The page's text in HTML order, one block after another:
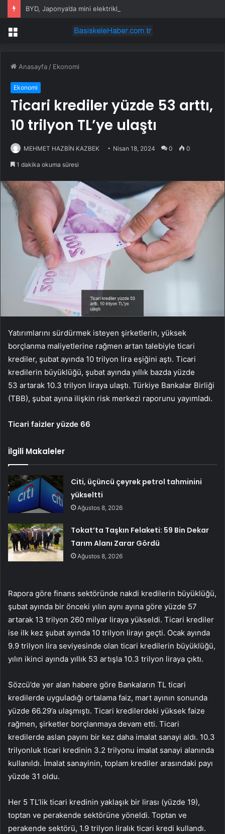
BYD, Japonya’da mini elektrikli Racco ile rekabete giriyor
Menü
Anasayfa / Ekonomi
Ekonomi
Ticari krediler yüzde 53 arttı,
10 trilyon TL’ye ulaştı
MEHMET HAZBİN KAZBEK Nisan 18, 2024 0 0
1 dakika okuma süresi
Yatırımlarını sürdürmek isteyen şirketlerin, yüksek
borçlanma maliyetlerine rağmen artan talebiyle ticari
krediler, şubat ayında 10 trilyon lira eşiğini aştı. Ticari
kredilerin büyüklüğü, şubat ayında yıllık bazda yüzde
53 artarak 10.3 trilyon liraya ulaştı. Türkiye Bankalar Birliği
(TBB), şubat ayına ilişkin risk merkezi raporunu yayımladı.
Ticari faizler yüzde 66
İlgili Makaleler
Citi, üçüncü çeyrek petrol tahminini
yükseltti
Ağustos 8, 2026
Tokat’ta Taşkın Felaketi: 59 Bin Dekar
Tarım Alanı Zarar Gördü
Ağustos 8, 2026
Rapora göre finans sektöründe nakdi kredilerin büyüklüğü,
şubat ayında bir önceki yılın aynı ayına göre yüzde 57
artarak 13 trilyon 260 milyar liraya yükseldi. Ticari krediler
ise ilk kez şubat ayında 10 trilyon lirayı geçti. Ocak ayında
9.9 trilyon lira seviyesinde olan ticari kredilerin büyüklüğü,
yılın ikinci ayında yıllık 53 artışla 10.3 trilyon liraya çıktı.
Sözcü’de yer alan habere göre Bankaların TL ticari
kredilerde uyguladığı ortalama faiz, mart ayının sonunda
yüzde 66.29’a ulaşmıştı. Ticari kredilerdeki yüksek faize
rağmen, şirketler borçlanmaya devam etti. Ticari
kredilerde aslan payını bir kez daha imalat sanayi aldı. 10.3
trilyonluk ticari kredinin 3.2 trilyonu imalat sanayi alanında
kullanıldı. İmalat sanayinin, toplam krediler arasındaki payı
yüzde 31 oldu.
Her 5 TL’lik ticari kredinin yaklaşık bir lirası (yüzde 19),
toptan ve perakende sektörüne yöneldi. Toptan ve
perakende sektörü, 1.9 trilyon liralık ticari kredi kullandı.